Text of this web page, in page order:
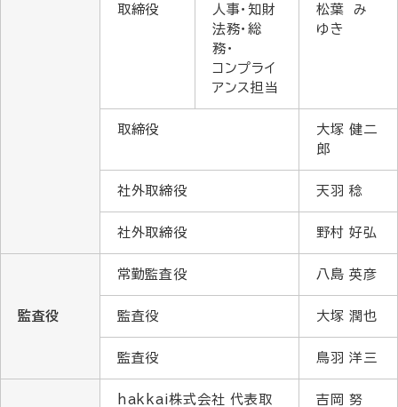
取締役
人事・知財
法務・総
務・
コンプライ
アンス担当
松葉 み
ゆき
取締役
大塚 健二
郎
社外取締役 天羽 稔
社外取締役 野村 好弘
監査役
常勤監査役 八島 英彦
監査役 大塚 潤也
監査役 鳥羽 洋三
hakkai株式会社 代表取
吉岡 努